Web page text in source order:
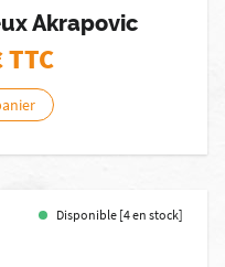
Akrapovic
TTC
Disponible [4 en stock]